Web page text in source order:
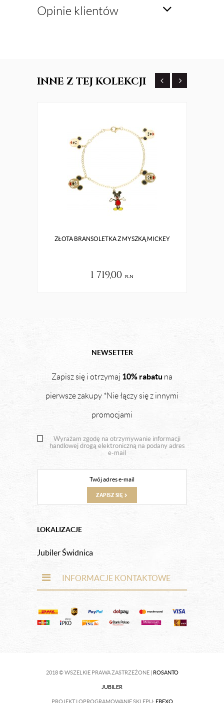
Opinie klientów
INNE Z TEJ KOLEKCJI
ZŁOTA BRANSOLETKA Z MYSZKĄ MICKEY
1 719,00 pln
NEWSETTER
Zapisz się i otrzymaj 10% rabatu na
pierwsze zakupy *Nie łączy się z innymi
promocjami
Wyrażam zgodę na otrzymywanie informacji
handlowej drogą elektroniczną na podany adres
e-mail
ZAPISZ SIĘ
LOKALIZACJE
Jubiler Świdnica
INFORMACJE KONTAKTOWE
2018 © WSZELKIE PRAWA ZASTRZEŻONE | ROSANTO
JUBILER
PROJEKT I OPROGRAMOWANIE SKLEPU: EBEXO